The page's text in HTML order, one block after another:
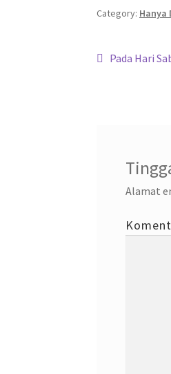
o
k
er
Category: Hanya
Navigasi
Previous
Pada Hari
Alamat